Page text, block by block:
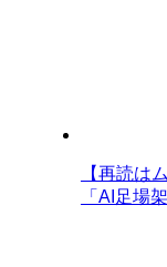
【再読は
「AI足場